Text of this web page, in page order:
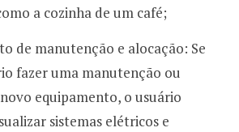
a cozinha de um café;
de manutenção e alocação: Se
fazer uma manutenção ou
equipamento, o usuário
sistemas elétricos e